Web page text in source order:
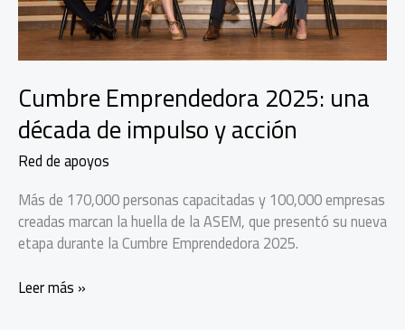
Cumbre Emprendedora 2025: una
década de impulso y acción
Red de apoyos
Más de 170,000 personas capacitadas y 100,000 empresas
creadas marcan la huella de la ASEM, que presentó su nueva
etapa durante la Cumbre Emprendedora 2025.
Cumbre
Leer más »